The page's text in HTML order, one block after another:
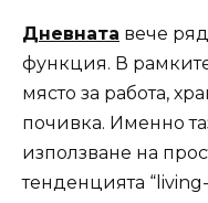
Дневната вече
функция. В
място за работа,
почивка. Именно
използване на
тенденцията